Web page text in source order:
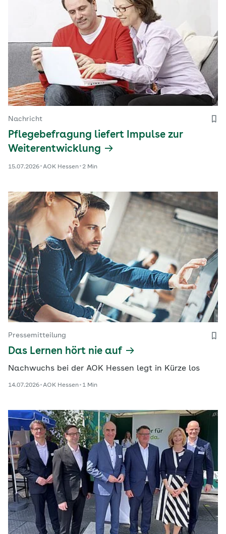
Nachricht
Pflegebefragung liefert Impulse zur
Weiterentwicklung
15.07.2026 AOK Hessen 2 Min
Pressemitteilung
Das Lernen hört nie auf
Nachwuchs bei der AOK Hessen legt in Kürze los
14.07.2026 AOK Hessen 1 Min